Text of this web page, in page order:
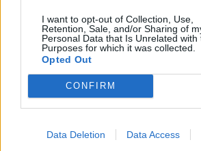
I want to opt-out of Collection, Use,
Retention, Sale, and/or Sharing of
Personal Data that Is Unrelated with
Purposes for which it was collected.
Opted Out
CONFIRM
Data Deletion Data Access